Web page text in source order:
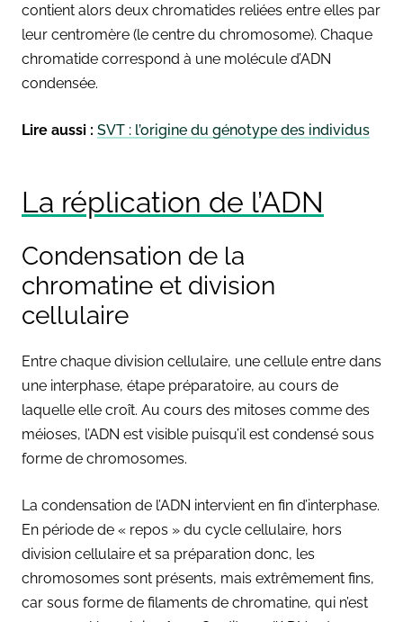
contient alors deux chromatides reliées entre elles par
leur centromère (le centre du chromosome). Chaque
chromatide correspond à une molécule d’ADN
condensée.
Lire aussi : SVT : l’origine du génotype des individus
La réplication de l’ADN
Condensation de la
chromatine et division
cellulaire
Entre chaque division cellulaire, une cellule entre dans
une interphase, étape préparatoire, au cours de
laquelle elle croît. Au cours des mitoses comme des
méioses, l’ADN est visible puisqu’il est condensé sous
forme de chromosomes.
La condensation de l’ADN intervient en fin d’interphase.
En période de « repos » du cycle cellulaire, hors
division cellulaire et sa préparation donc, les
chromosomes sont présents, mais extrêmement fins,
car sous forme de filaments de chromatine, qui n’est